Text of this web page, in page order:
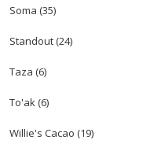
Soma (35)
Standout(24)
Taza (6)
To'ak(6)
Willie's Cacao (19)